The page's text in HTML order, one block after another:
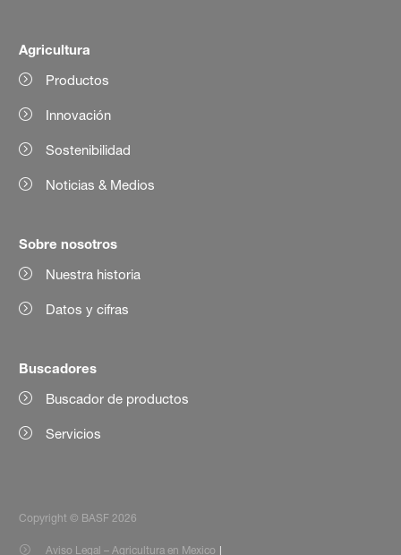
Agricultura
Productos
Innovación
Sostenibilidad
Noticias & Medios
Sobre nosotros
Nuestra historia
Datos y cifras
Buscadores
Buscador de productos
Servicios
Copyright © BASF 2026
Aviso Legal – Agricultura en Mexico